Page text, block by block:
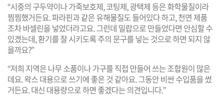
“시중의 구두약이나 가죽보호제, 코팅제, 광택제 등은 화학물질이라
찜찜했거든요. 파라핀과 같은 유해물질도 들어있다 하고, 천연 제품
조차 바셀린을 넣었더라고요. 그런데 밀랍으로 만들었다면 안심할 수
있겠는데, 환기를 잘 시키도록 주의 문구를 넣는 것으로 하면 되지 않
을까요?”
“저희 지역은 나무 소품이나 가구를 직접 만들어 쓰는 조합원이 많은
데요. 왁스 대용으로 쓰기에 좋은 것 같아요. 그동안 비싼 수입품을 썼
거든요. 대신 대용량으로 하면 좋겠다는 의견입니다.”